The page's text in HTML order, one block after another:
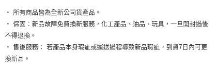
‧ 所有商品皆為全新公司貨產品。
‧ 保固：新品故障免費換新服務，化工產品、油品、玩具，一旦開封過後
不得退換。
‧ 售後服務： 若產品本身瑕疵或運送過程導致新品瑕疵，到貨7日內可更
換新品。